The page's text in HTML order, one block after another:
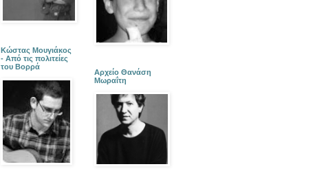
Κώστας Μουγιάκος
- Από τις πολιτείες
του Βορρά
Αρχείο Θανάση
Μωραΐτη